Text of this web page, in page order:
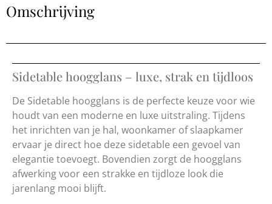
Omschrijving
Sidetable hoogglans – luxe, strak en tijdloos
De Sidetable hoogglans is de perfecte keuze voor wie
houdt van een moderne en luxe uitstraling. Tijdens
het inrichten van je hal, woonkamer of slaapkamer
ervaar je direct hoe deze sidetable een gevoel van
elegantie toevoegt. Bovendien zorgt de hoogglans
afwerking voor een strakke en tijdloze look die
jarenlang mooi blijft.